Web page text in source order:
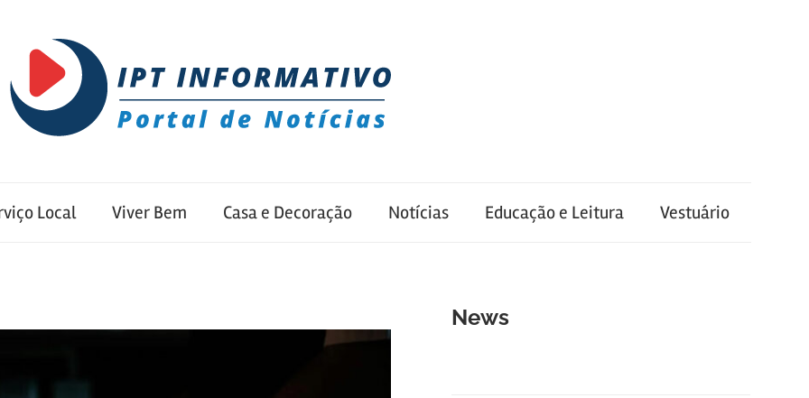
Local Viver Bem Casa e Decoração Notícias Educação e Leitura Vestuário
News